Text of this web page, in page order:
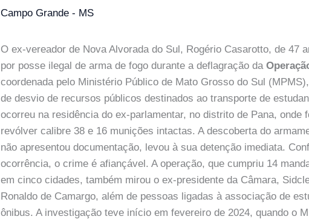
Campo Grande - MS
O ex-vereador de Nova Alvorada do Sul, Rogério Casarotto, de 47
por posse ilegal de arma de fogo durante a deflagração da
coordenada pelo Ministério Público de Mato Grosso do Sul
de desvio de recursos públicos destinados ao transporte de
ocorreu na residência do ex-parlamentar, no distrito de Pana, onde
revólver calibre 38 e 16 munições intactas. A descoberta do
não apresentou documentação, levou à sua detenção imediata.
ocorrência, o crime é afiançável. A operação, que cumpriu 14
em cinco cidades, também mirou o ex-presidente da Câmara,
Ronaldo de Camargo, além de pessoas ligadas à associação de
ônibus. A investigação teve início em fevereiro de 2024, quando o